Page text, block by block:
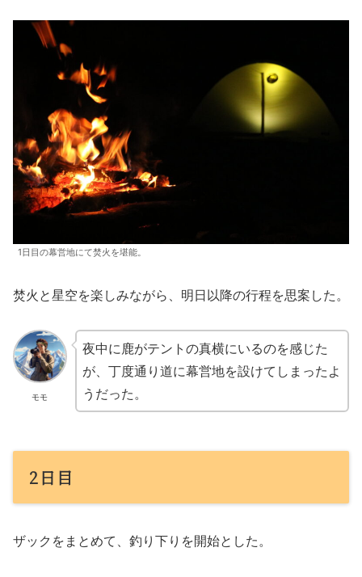
1日目の幕営地にて焚火を堪能。
焚火と星空を楽しみながら、明日以降の行程を思案した。
モモ
夜中に鹿がテントの真横にいるのを感じた
が、丁度通り道に幕営地を設けてしまったよ
うだった。
2日目
ザックをまとめて、釣り下りを開始とした。